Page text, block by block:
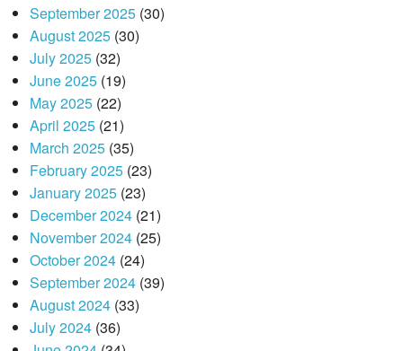
September 2025(30)
August 2025(30)
July 2025(32)
June 2025(19)
May 2025(22)
April 2025(21)
March 2025(35)
February 2025(23)
January 2025(23)
December 2024(21)
November 2024(25)
October 2024(24)
September 2024(39)
August 2024(33)
July 2024(36)